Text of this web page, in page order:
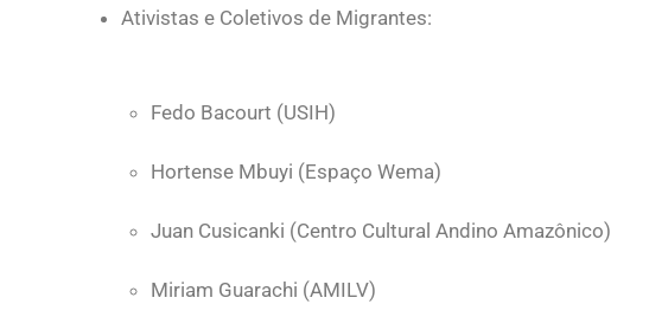
Ativistas e Coletivos de Migrantes:
Fedo Bacourt (USIH)
Hortense Mbuyi (Espaço Wema)
Juan Cusicanki (Centro Cultural Andino Amazônico)
Miriam Guarachi (AMILV)